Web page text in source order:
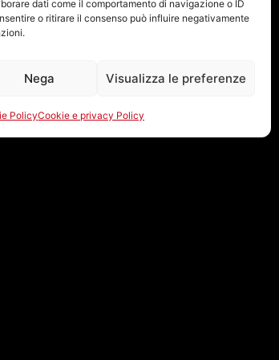
dati come il comportamento di navigazione o ID
o ritirare il consenso può influire negativamente
Nega Visualizza le preferenze
PolicyCookie e privacy Policy